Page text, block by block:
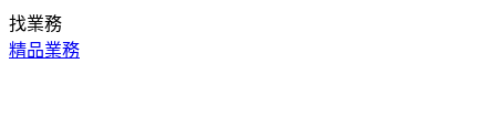
找業務
精品業務